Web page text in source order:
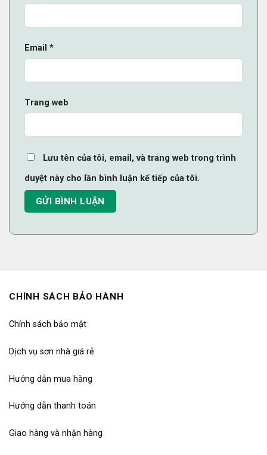
Email *
Trang web
Lưu tên của tôi, email, và trang web trong trình
duyệt này cho lần bình luận kế tiếp của tôi.
CHÍNH SÁCH BẢO HÀNH
Chính sách bảo mật
Dịch vụ sơn nhà giá rẻ
Hướng dẫn mua hàng
Hướng dẫn thanh toán
Giao hàng và nhận hàng